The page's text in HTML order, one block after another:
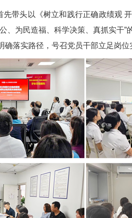
带头以《树立和践行正确政绩观
、为民造福、科学决策、真抓实干
确落实路径，号召党员干部立足岗位